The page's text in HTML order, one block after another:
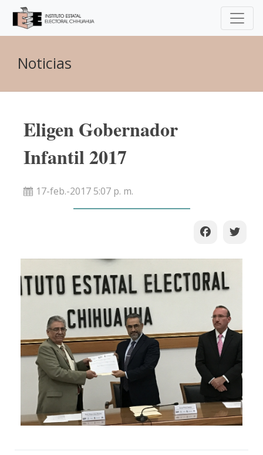
Noticias
Eligen Gobernador
Infantil 2017
17-feb.-2017 5:07 p. m.